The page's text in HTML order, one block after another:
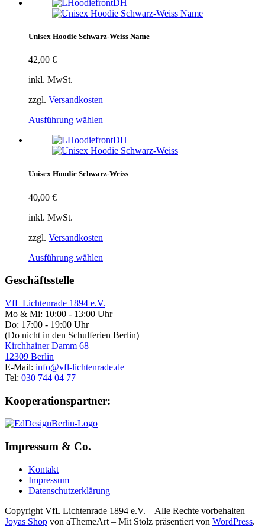
Unisex Hoodie Schwarz-Weiss Name
42,00 €
inkl. MwSt.
zzgl. Versandkosten
Ausführung wählen
Unisex Hoodie Schwarz-Weiss
40,00 €
inkl. MwSt.
zzgl. Versandkosten
Ausführung wählen
Geschäftsstelle
VfL Lichtenrade 1894 e.V.
Mo & Mi: 10:00 - 13:00 Uhr
Do: 17:00 - 19:00 Uhr
(Do nicht in den Schulferien Berlin)
Kirchhainer Damm 68
12309 Berlin
E-Mail: info@vfl-lichtenrade.de
Tel: 030 744 04 77
Kooperationspartner:
Impressum & Co.
Kontakt
Impressum
Datenschutzerklärung
Copyright VfL Lichtenrade 1894 e.V. – Alle Rechte vorbehalten
Joyas Shop von aThemeArt – Mit Stolz präsentiert von WordPress.